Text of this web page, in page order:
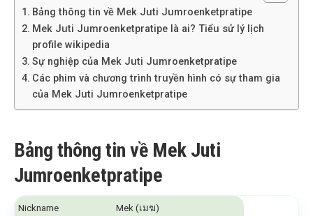
Bảng thông tin về Mek Juti Jumroenketpratipe
Mek Juti Jumroenketpratipe là ai? Tiểu sử lý lịch
profile wikipedia
Sự nghiệp của Mek Juti Jumroenketpratipe
Các phim và chương trình truyền hình có sự tham gia
của Mek Juti Jumroenketpratipe
Bảng thông tin về Mek Juti
Jumroenketpratipe
Nickname Mek (เมฆ)